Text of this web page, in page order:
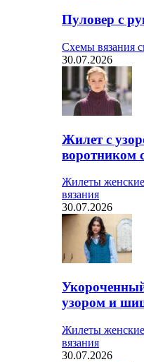
Пуловер с
Схемы вязания
30.07.2026
Жилет с
воротником
Жилеты
вязания
30.07.2026
узором и
Жилеты
вязания
30.07.2026